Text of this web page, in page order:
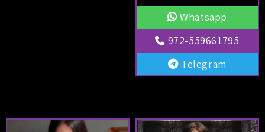
Whatsapp
972-559661795
Telegram